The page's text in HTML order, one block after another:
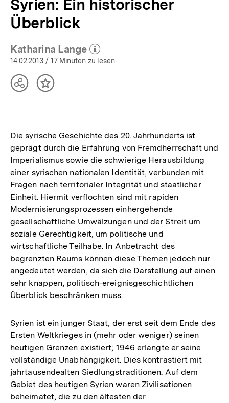
Syrien: Ein historischer
Überblick
Katharina Lange
(Mehr zum Autor)
öffnen
14.02.2013 / 17 Minuten zu lesen
TeilenInhalt
Die syrische Geschichte des 20. Jahrhunderts ist
geprägt durch die Erfahrung von Fremdherrschaft und
Imperialismus sowie die schwierige Herausbildung
einer syrischen nationalen Identität, verbunden mit
Fragen nach territorialer Integrität und staatlicher
Einheit. Hiermit verflochten sind mit rapiden
Modernisierungsprozessen einhergehende
gesellschaftliche Umwälzungen und der Streit um
soziale Gerechtigkeit, um politische und
wirtschaftliche Teilhabe. In Anbetracht des
begrenzten Raums können diese Themen jedoch nur
angedeutet werden, da sich die Darstellung auf einen
sehr knappen, politisch-ereignisgeschichtlichen
Überblick beschränken muss.
Syrien ist ein junger Staat, der erst seit dem Ende des
Ersten Weltkrieges in (mehr oder weniger) seinen
heutigen Grenzen existiert; 1946 erlangte er seine
vollständige Unabhängigkeit. Dies kontrastiert mit
jahrtausendealten Siedlungstraditionen. Auf dem
Gebiet des heutigen Syrien waren Zivilisationen
beheimatet, die zu den ältesten der